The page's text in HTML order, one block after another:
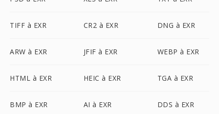
TIFF à EXR CR2 à EXR DNG à EXR
ARW à EXR JFIF à EXR WEBP à EXR
HTML à EXR HEIC à EXR TGA à EXR
BMP à EXR AI à EXR DDS à EXR